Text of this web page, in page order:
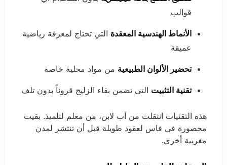
قوالب
الأنماط الهندسية المعقدة التي تحتاج لمعرفة رياضية
عميقة
تحضير الألوان الطبيعية من مواد محلية خاصة
تقنية التثبيت التي تضمن بقاء الزليج قروناً بدون تلف
هذه التقنيات انتقلت من أب لابن، من معلم لتلميذ. بقيت
محصورة في فاس لعقود طويلة قبل أن تنتشر لمدن
مغربية أخرى.